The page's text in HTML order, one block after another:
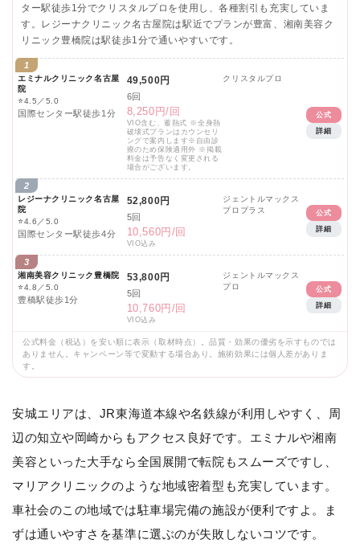
ター駅徒歩1分でクリスタルプロを使用し、各種割引も充実していま
す。レジーナクリニック名古屋院は駅近でプランが豊富、湘南美容ク
リニック豊橋院は駅徒歩1分で通いやすいです。
1
エミナルクリニック名古屋
院
⭐4.5／5.0
国際センター駅徒歩1分
49,500円
6回
8,250円/回
VIO含む、蓄熱式 ※全身熱
破壊式プランはカウンセリ
ングで案内します※自由診
療のため保険適用外 ※掲載
料金は予告なく変更される
場合がございます。
クリスタルプロ
公式
詳細
2
レジーナクリニック名古屋
院
⭐4.6／5.0
国際センター駅徒歩4分
52,800円
5回
10,560円/回
VIO込み
ジェントルマックス
プロプラス
公式
詳細
3
湘南美容クリニック豊橋院
⭐4.8／5.0
豊橋駅徒歩1分
53,800円
5回
10,760円/回
VIO込み
ジェントルマックス
プロ
公式
詳細
公式料金（税込）を安い順に表示（取材時点）。品質・効果の優劣を示すものでは
ありません。キャンペーン等で変動する場合あり。施術効果には個人差がありま
す。
安城エリアは、JR東海道本線や名鉄線が利用しやすく、周
辺の知立や岡崎からもアクセス良好です。エミナルや湘南
美容といった大手なら全国展開で転院もスムーズですし、
マリアクリニックのような地域密着型も充実しています。
車社会のこの地域では駐車場完備の施設が便利ですよ。ま
ずは通いやすさを基準に選ぶのが失敗しないコツです。